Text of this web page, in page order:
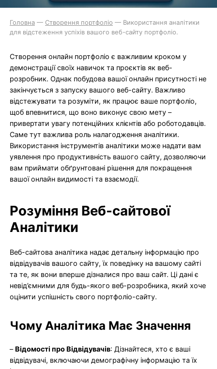
Головна — Створення портфоліо — Використання аналітики
для відстеження успіхів вашого веб-сайту портфоліо.
Створення онлайн портфоліо є важливим кроком у
демонстрації своїх навичок та проєктів як веб-
розробник. Однак побудова вашої онлайн присутності не
закінчується з запуску вашого веб-сайту. Важливо
відстежувати та розуміти, як працює ваше портфоліо,
щоб впевнитися, що воно виконує свою мету –
привертати увагу потенційних клієнтів або роботодавців.
Саме тут важлива роль налагодження аналітики.
Використання інструментів аналітики може надати вам
уявлення про продуктивність вашого сайту, дозволяючи
вам приймати обґрунтовані рішення для покращення
вашої онлайн видимості та взаємодії.
Розуміння Веб-сайтової
Аналітики
Веб-сайтова аналітика надає детальну інформацію про
відвідувачів вашого сайту, їх поведінку на вашому сайті
та те, як вони вперше дізналися про ваш сайт. Ці дані є
невід’ємними для будь-якого веб-розробника, який хоче
оцінити успішність свого портфоліо-сайту.
Чому Аналітика Має Значення
– Відомості про Відвідувачів: Дізнайтеся, хто є ваші
відвідувачі, включаючи демографічну інформацію та їх